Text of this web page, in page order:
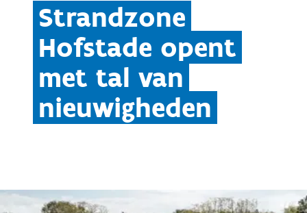
Strandzone
Hofstade opent
met tal van
nieuwigheden